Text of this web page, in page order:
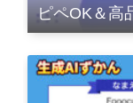
ピペOK＆高
版